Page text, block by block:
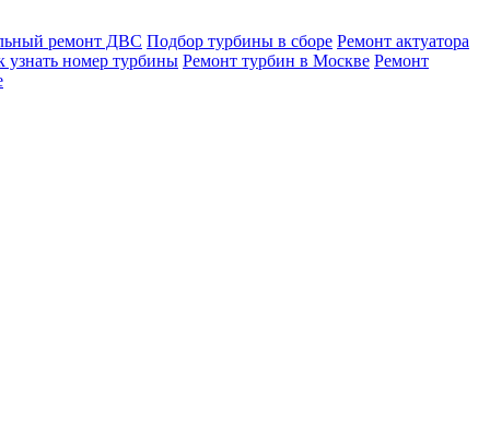
ремонт ДВС Подбор турбины в сборе Ремонт актуатора
узнать номер турбины Ремонт турбин в Москве Ремонт